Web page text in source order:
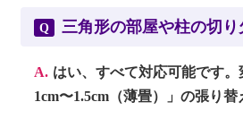
Q 三角形の部屋や柱の切
A. はい、すべて対応可能です
1cm〜1.5cm（薄畳）」の張り